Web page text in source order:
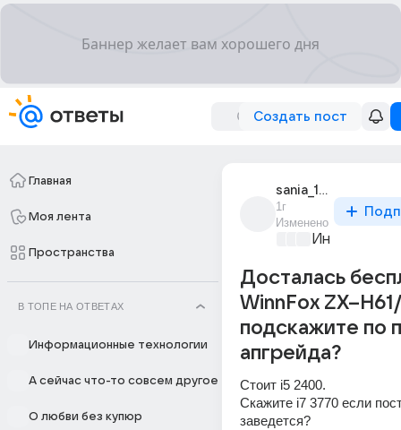
Создать пост
Главная
Моя лента
Пространства
В ТОПЕ НА ОТВЕТАХ
Информационные технологии
А сейчас что-то совсем другое
О любви без купюр
sania_10732
1г
Изменено
Досталась
WinnFох ZX--
подскажите по
апгрейда?
Стоит i5 2400.
Скажите i7 3770 если
заведется?